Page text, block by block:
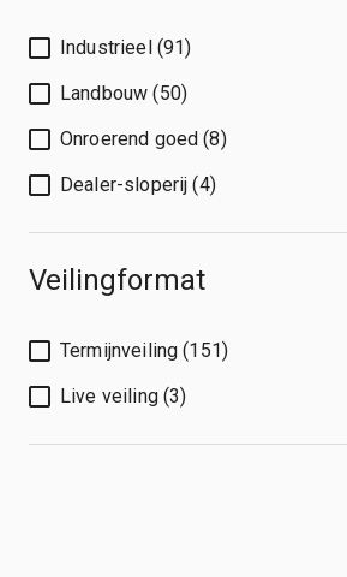
Industrieel (91)
Landbouw (50)
Onroerend goed (8)
Dealer-sloperij (4)
Veilingformat
Termijnveiling (151)
Live veiling (3)